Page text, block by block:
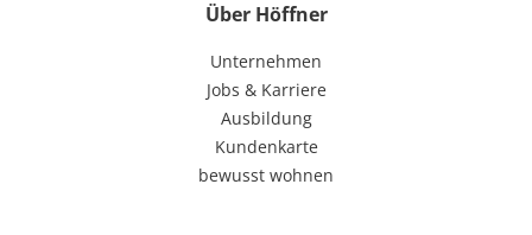
Über Höffner
Unternehmen
Jobs & Karriere
Ausbildung
Kundenkarte
bewusst wohnen